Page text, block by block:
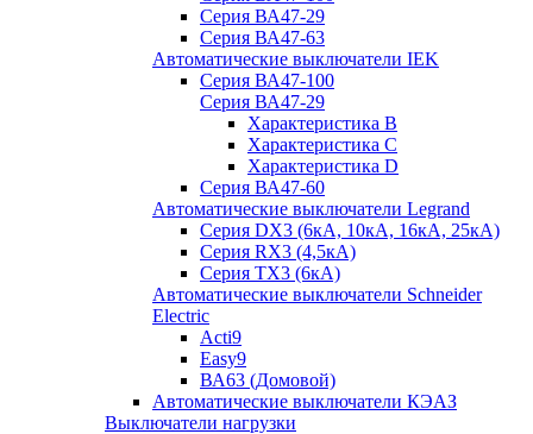
Серия ВА47-29
Серия ВА47-63
Автоматические выключатели IEK
Серия ВА47-100
Серия ВА47-29
Характеристика B
Характеристика C
Характеристика D
Серия ВА47-60
Автоматические выключатели Legrand
Серия DX3 (6кА, 10кА, 16кА, 25кА)
Серия RX3 (4,5кА)
Серия TX3 (6кА)
Автоматические выключатели Schneider
Electric
Acti9
Easy9
ВА63 (Домовой)
Автоматические выключатели КЭАЗ
Выключатели нагрузки